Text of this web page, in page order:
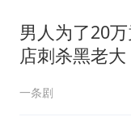
男人为了20
店刺杀黑老大
一条剧